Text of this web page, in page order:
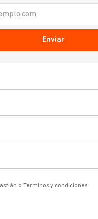
Enviar
o Términos y condiciones